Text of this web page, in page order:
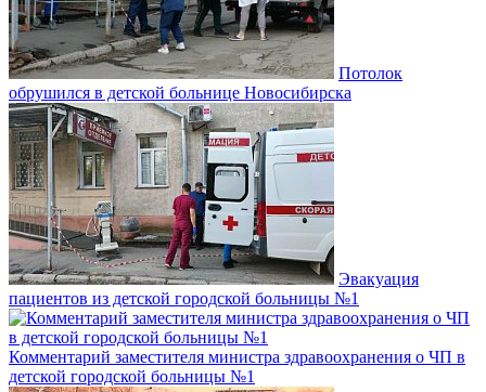
Потолок
обрушился в детской больнице Новосибирска
Эвакуация
пациентов из детской городской больницы №1
Комментарий заместителя министра здравоохранения о ЧП в
детской городской больницы №1